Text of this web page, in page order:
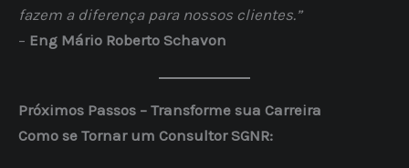
fazem a diferença para nossos clientes.”
– Eng Mário Roberto Schavon
Próximos Passos – Transforme sua Carreira
Como se Tornar um Consultor SGNR: